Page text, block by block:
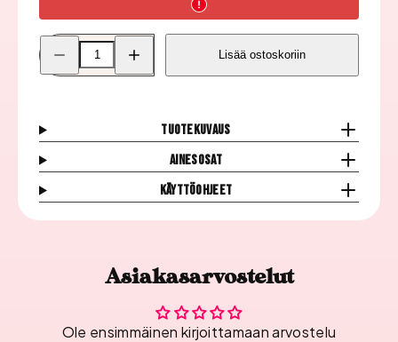
Pienennä
Inveray
Luxury
Inveray
Luxury
Lisää ostoskoriin
Tuotekuvaus
Ainesosat
Käyttöohjeet
Asiakasarvostelut
Ole ensimmäinen kirjoittamaan arvostelu